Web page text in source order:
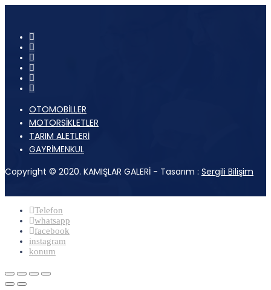
OTOMOBİLLER
MOTORSİKLETLER
TARIM ALETLERİ
GAYRİMENKUL
Copyright © 2020. KAMIŞLAR GALERİ - Tasarım : Sergili Bilişim
Telefon
whatsapp
facebook
instagram
konum